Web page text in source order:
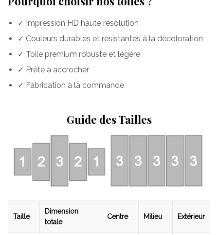
✓ Impression HD haute résolution
✓ Couleurs durables et résistantes à la décoloration
✓ Toile premium robuste et légère
✓ Prête à accrocher
✓ Fabrication à la commande
Guide des Tailles
Taille
Dimension
totale
Centre Milieu Extérieur